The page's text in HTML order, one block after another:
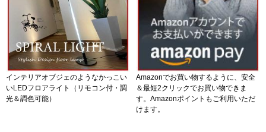
インテリアオブジェのようなかっこい
いLEDフロアライト（リモコン付・調
光＆調色可能）
Amazonでお買い物するように、安全
＆最短2クリックでお買い物できま
す。Amazonポイントもご利用いただ
けます。